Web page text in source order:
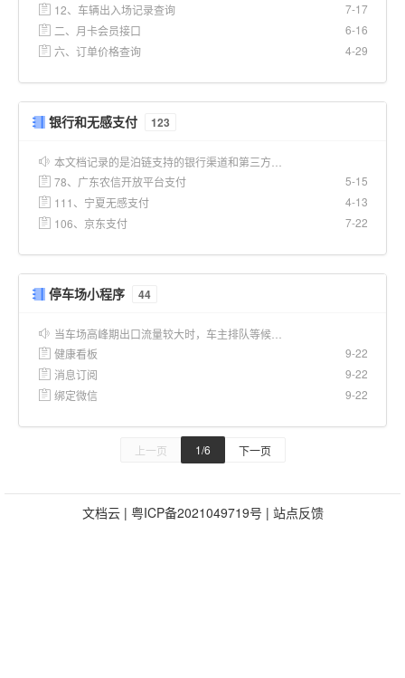
12、车辆出入场记录查询
7-17
二、月卡会员接口
6-16
六、订单价格查询
4-29
银行和无感支付 123
本文档记录的是泊链支持的银行渠道和第三方…
78、广东农信开放平台支付
5-15
111、宁夏无感支付
4-13
106、京东支付
7-22
停车场小程序 44
当车场高峰期出口流量较大时，车主排队等候…
健康看板
9-22
消息订阅
9-22
绑定微信
9-22
上一页 1/6 下一页
文档云| 粤ICP备2021049719号 | 站点反馈